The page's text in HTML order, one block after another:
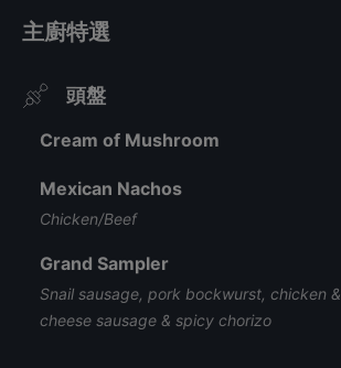
主廚特選
頭盤
Cream of Mushroom
Mexican Nachos
Chicken/Beef
Grand Sampler
Snail sausage, pork bockwurst, chicken &
cheese sausage & spicy chorizo